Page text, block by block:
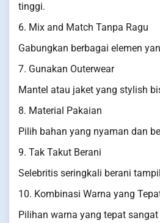
tinggi.
6. Mix and Match Tanpa Ragu
Gabungkan berbagai elemen
7. Gunakan Outerwear
Mantel atau jaket yang stylish
8. Material Pakaian
Pilih bahan yang nyaman dan
9. Tak Takut Berani
Selebritis seringkali berani
10. Kombinasi Warna yang
Pilihan warna yang tepat